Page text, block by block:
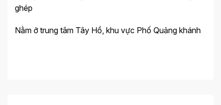
ghép
Nằm ở trung tâm Tây Hồ, khu vực Phố Quảng khánh